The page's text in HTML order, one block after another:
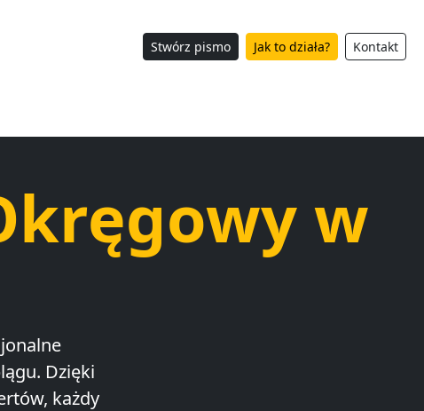
Stwórz pismo Jak to działa? Kontakt
w
Dzięki
każdy